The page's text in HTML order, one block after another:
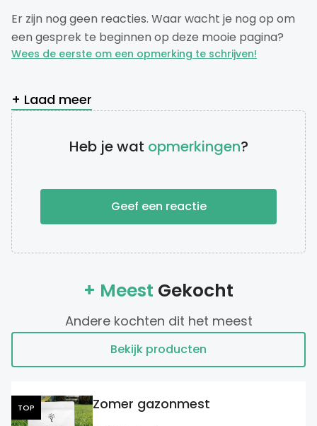
Er zijn nog geen reacties. Waar wacht je nog op om
een gesprek te beginnen op deze mooie pagina?
Wees de eerste om een opmerking te schrijven!
+ Laad meer
Heb je wat opmerkingen?
Geef een reactie
+ Meest Gekocht
Andere kochten dit het meest
Bekijk producten
TOP Zomer gazonmest